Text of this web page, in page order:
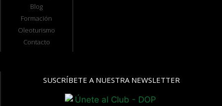
Blog
Formación
Oleoturismo
Contacto
SUSCRÍBETE A NUESTRA NEWSLETTER